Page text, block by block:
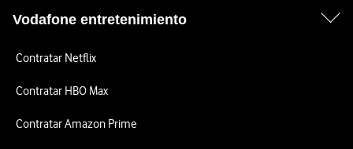
Vodafone entretenimiento
Contratar Netflix
Contratar HBO Max
Contratar Amazon Prime